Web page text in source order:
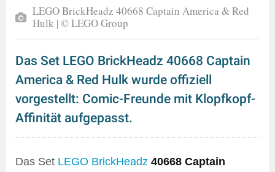
LEGO BrickHeadz 40668 Captain America & Red
Hulk | © LEGO Group
Das Set LEGO BrickHeadz 40668 Captain
America & Red Hulk wurde offiziell
vorgestellt: Comic-Freunde mit Klopfkopf-
Affinität aufgepasst.
Das Set LEGO BrickHeadz 40668 Captain